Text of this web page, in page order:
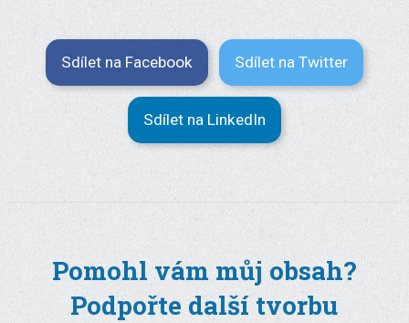
Sdílet na Facebook Sdílet na Twitter
Sdílet na LinkedIn
Pomohl vám můj obsah?
Podpořte další tvorbu